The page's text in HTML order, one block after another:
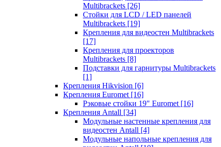
Multibrackets [26]
Стойки для LCD / LED панелей
Multibrackets [19]
Крепления для видеостен Multibrackets
[17]
Крепления для проекторов
Multibrackets [8]
Подставки для гарнитуры Multibrackets
[1]
Крепления Hikvision [6]
Крепления Euromet [16]
Рэковые стойки 19" Euromet [16]
Крепления Antall [34]
Модульные настенные крепления для
видеостен Antall [4]
Модульные напольные крепления для